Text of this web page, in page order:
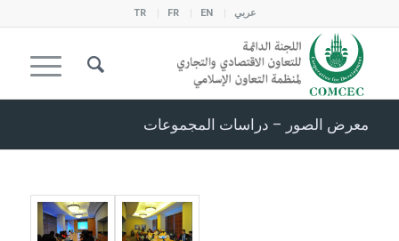
عربي EN
FR
TR
معرض الصور – دراسات المجموعات